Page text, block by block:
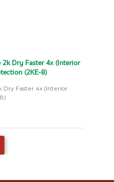
Dry Faster 4x (Interior
(2KE-8)
Faster 4x (Interior